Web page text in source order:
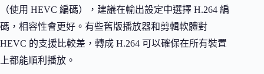
（使用 HEVC 編碼），建議在輸出設定中選擇 H.264 編
碼，相容性會更好。有些舊版播放器和剪輯軟體對
HEVC 的支援比較差，轉成 H.264 可以確保在所有裝置
上都能順利播放。